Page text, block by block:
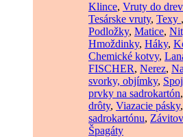
Klince, Vruty do
Tesárske vruty, Texy ,
Podložky, Matice,
Hmoždinky, Háky,
Chemické kotvy,
FISCHER, Nerez,
svorky, objímky,
prvky na sadrokartón,
drôty, Viazacie pásky,
sadrokartónu,
Špagáty